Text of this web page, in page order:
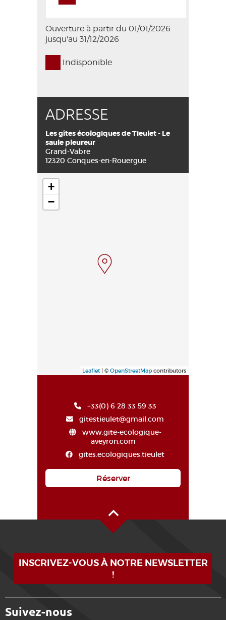
Ouverture à partir du 01/01/2026
jusqu'au 31/12/2026
Indisponible
ADRESSE
Les gîtes écologiques de Tieulet - Le
saule pleureur
Grand-Vabre
12320 Conques-en-Rouergue
+
−
Leaflet| © OpenStreetMap contributors
+33(0) 6 28 33 59 33
gitestieulet@gmail.com
www.gite-ecologique-
aveyron.com
gites.ecologiques.tieulet
Réserver
INSCRIVEZ-VOUS À NOTRE NEWSLETTER
!
Suivez-nous